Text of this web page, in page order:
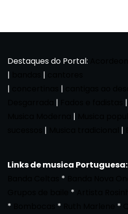
Destaques do Portal:
|
|
|
|
| |
|
| |
Links de musica Portuguesa:
*
*
*
* *